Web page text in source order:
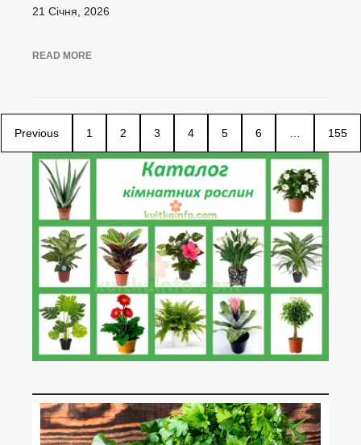
21 Січня, 2026
READ MORE
Previous 1 2 3 4 5 6 155